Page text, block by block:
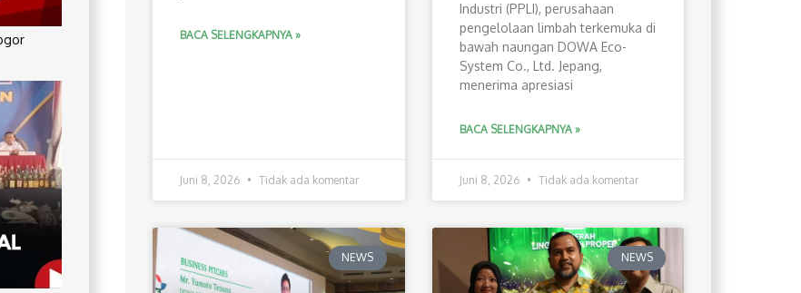
BACA SELENGKAPNYA »
Juni 8, 2026 Tidak ada komentar
Industri (PPLI), perusahaan
pengelolaan limbah terkemuka di
bawah naungan DOWA Eco-
System Co., Ltd. Jepang,
menerima apresiasi
BACA SELENGKAPNYA »
Juni 8, 2026 Tidak ada komentar
NEWS NEWS